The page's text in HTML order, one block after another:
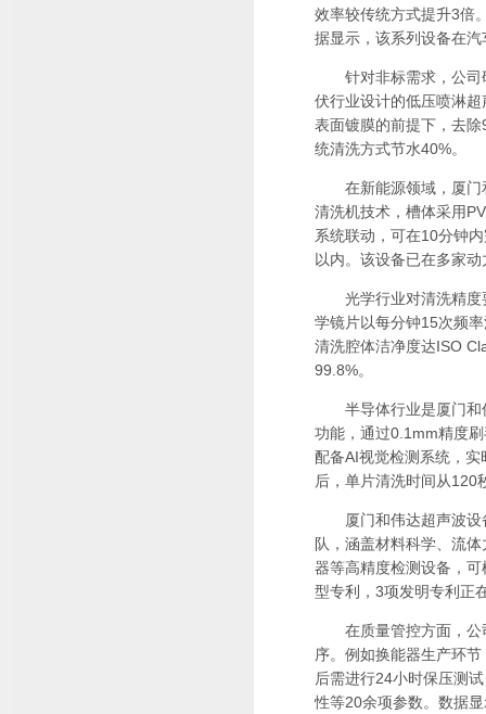
效率较传统方式提升3倍
据显示，该系列设备在
针对非标需求，公司
伏行业设计的低压喷淋
表面镀膜的前提下，去
统清洗方式节水40%。
在新能源领域，厦门
清洗机技术，槽体采用
系统联动，可在10分钟
以内。该设备已在多家
光学行业对清洗精度
学镜片以每分钟15次频
清洗腔体洁净度达ISO
99.8%。
半导体行业是厦门和
功能，通过0.1mm精度
配备AI视觉检测系统，
后，单片清洗时间从120
厦门和伟达超声波设
队，涵盖材料科学、流
器等高精度检测设备，
型专利，3项发明专利正
在质量管控方面，公
序。例如换能器生产环
后需进行24小时保压测
性等20余项参数。数据